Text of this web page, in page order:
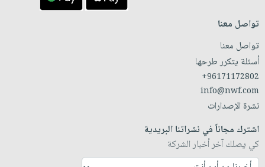
تواصل معنا
تواصل معنا
أسئلة يتكرر طرحها
+96171172802
info@nwf.com
نشرة الإصدارات
اشترك مجاناً في نشراتنا البريدية
كي يصلك آخر أخبار الشركة